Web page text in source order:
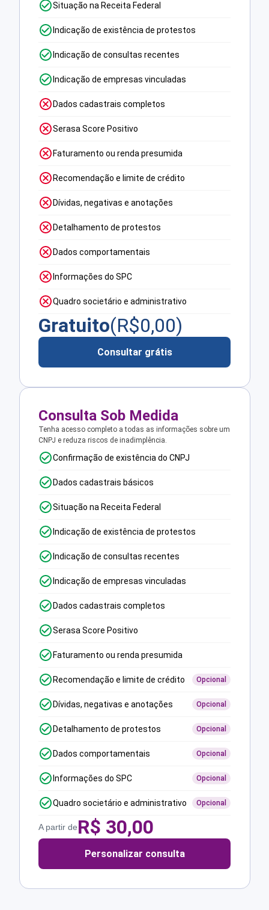
Situação na Receita Federal
Indicação de existência de protestos
Indicação de consultas recentes
Indicação de empresas vinculadas
Dados cadastrais completos
Serasa Score Positivo
Faturamento ou renda presumida
Recomendação e limite de crédito
Dívidas, negativas e anotações
Detalhamento de protestos
Dados comportamentais
Informações do SPC
Quadro societário e administrativo
Gratuito(R$0,00)
Consultar grátis
Consulta Sob Medida
Tenha acesso completo a todas as informações sobre um
CNPJ e reduza riscos de inadimplência.
Confirmação de existência do CNPJ
Dados cadastrais básicos
Situação na Receita Federal
Indicação de existência de protestos
Indicação de consultas recentes
Indicação de empresas vinculadas
Dados cadastrais completos
Serasa Score Positivo
Faturamento ou renda presumida
Recomendação e limite de crédito Opcional
Dívidas, negativas e anotações Opcional
Detalhamento de protestos Opcional
Dados comportamentais Opcional
Informações do SPC Opcional
Quadro societário e administrativo Opcional
A partir deR$ 30,00
Personalizar consulta